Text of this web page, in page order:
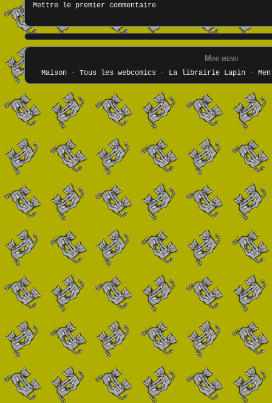
Mettre le premier commentaire
Mini menu
Maison- Tous les webcomics - La librairie Lapin-